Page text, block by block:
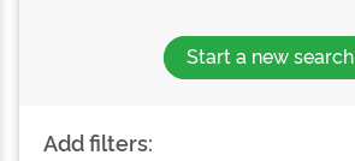
Start a new search
Add filters: